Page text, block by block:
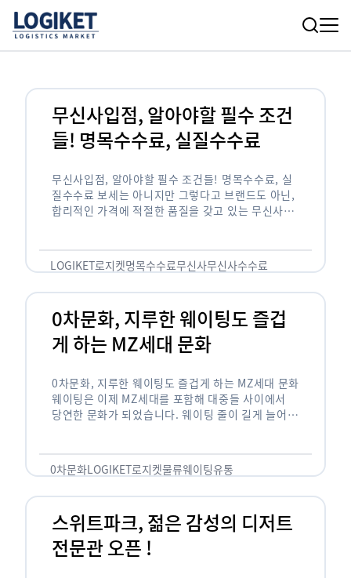
무신사입점, 알아야할 필수 조건
들! 명목수수료, 실질수수료
무신사입점, 알아야할 필수 조건들! 명목수수료, 실
질수수료 보세는 아니지만 그렇다고 브랜드도 아닌,
합리적인 가격에 적절한 품질을 갖고 있는 무신사!
LOGIKET로지켓명목수수료무신사무신사수수료
0차문화, 지루한 웨이팅도 즐겁
게 하는 MZ세대 문화
0차문화, 지루한 웨이팅도 즐겁게 하는 MZ세대 문화
웨이팅은 이제 MZ세대를 포함해 대중들 사이에서
당연한 문화가 되었습니다. 웨이팅 줄이 길게 늘어서
0차문화LOGIKET로지켓물류웨이팅유통
스위트파크, 젊은 감성의 디저트
전문관 오픈 !